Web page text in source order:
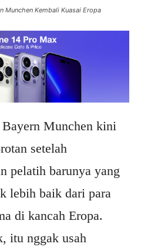
Munchen Kembali Kuasai Eropa
Munchen kini
setelah
pelatih barunya yang
lebih baik dari para
di kancah Eropa.
itu nggak usah